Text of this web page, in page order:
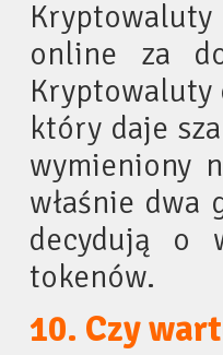
Kryptowaluty
online za
Kryptowaluty
który daje
wymieniony
właśnie dwa
decydują o
tokenów.
10. Czy